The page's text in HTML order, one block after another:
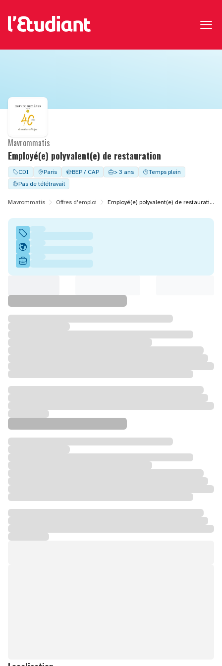
Employé(e) polyvalent(e) de restauration
Mavrommatis
CDI Paris BEP / CAP > 3 ans
Temps plein
Pas de télétravail
Mavrommatis Offres d'emploi Employé(e) polyvalent(e) de restauration